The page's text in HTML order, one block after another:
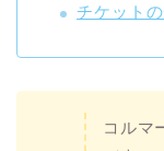
チケット
コルマ